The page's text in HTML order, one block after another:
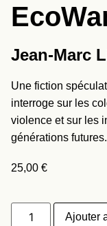
Jean-Marc
Une fiction
interroge sur les
violence et sur les
générations futures.
25,00 €
Ajouter